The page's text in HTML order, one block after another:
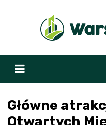
Główne
Otwartych